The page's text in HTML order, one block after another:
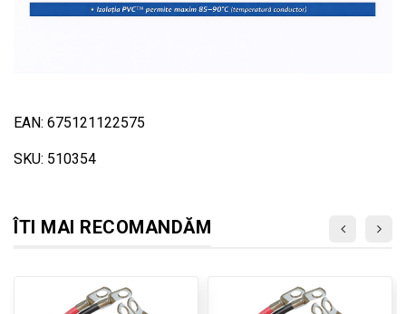
EAN: 675121122575
SKU: 510354
ÎTI MAI RECOMANDĂM